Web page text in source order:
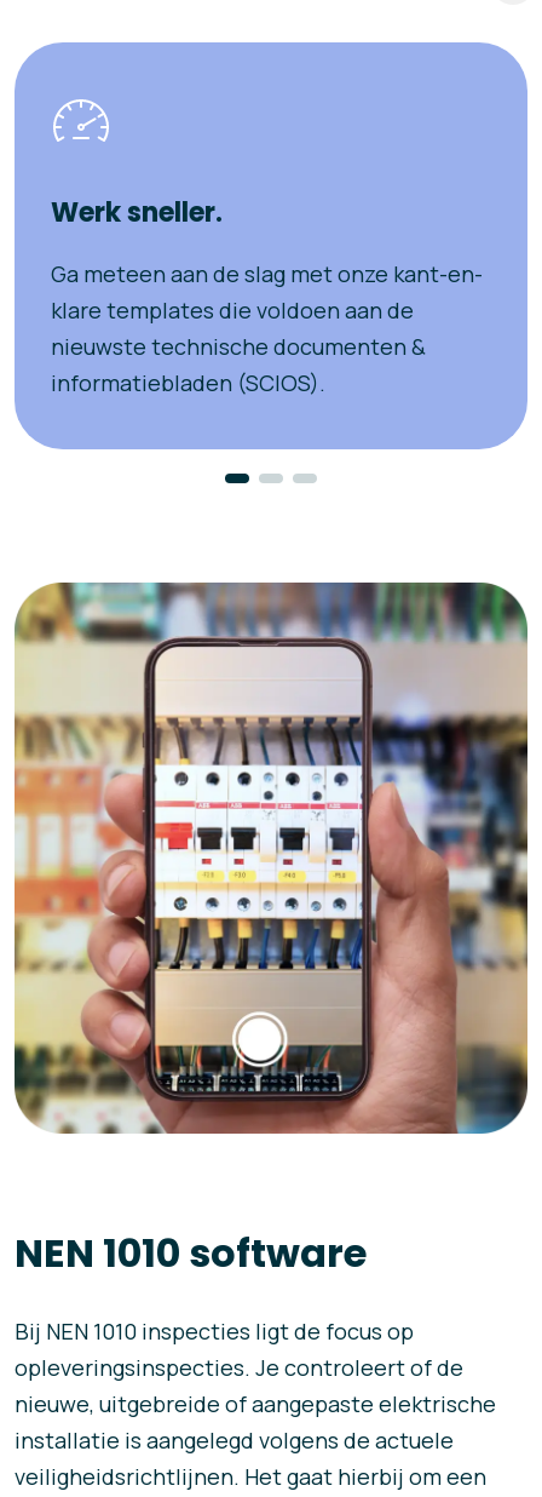
Werk sneller.
Ga meteen aan de slag met onze kant-en-
klare templates die voldoen aan de
nieuwste technische documenten &
informatiebladen (SCIOS).
NEN 1010 software
Bij NEN 1010 inspecties ligt de focus op
opleveringsinspecties. Je controleert of de
nieuwe, uitgebreide of aangepaste elektrische
installatie is aangelegd volgens de actuele
veiligheidsrichtlijnen. Het gaat hierbij om een